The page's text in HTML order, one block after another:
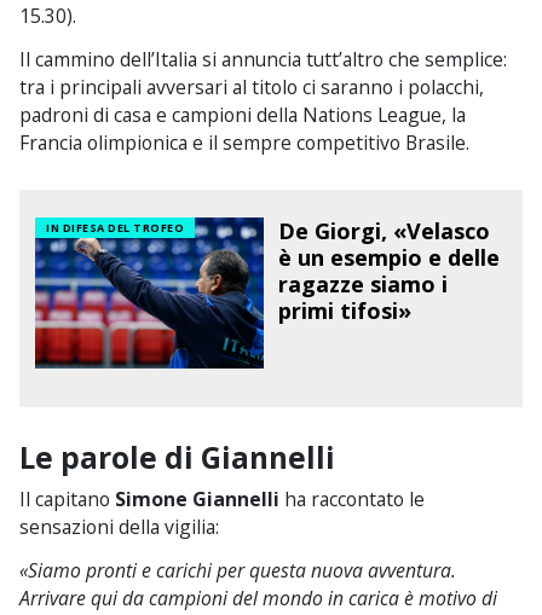
15.30).
Il cammino dell’Italia si annuncia tutt’altro che semplice:
tra i principali avversari al titolo ci saranno i polacchi,
padroni di casa e campioni della Nations League, la
Francia olimpionica e il sempre competitivo Brasile.
IN DIFESA DEL TROFEO
De Giorgi, «Velasco
è un esempio e delle
ragazze siamo i
primi tifosi»
Le parole di Giannelli
Il capitano Simone Giannelli ha raccontato le
sensazioni della vigilia:
«Siamo pronti e carichi per questa nuova avventura.
Arrivare qui da campioni del mondo in carica è motivo di